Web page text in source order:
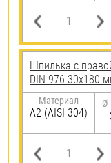
Шпилька с
DIN 976 30х180
Материал
А2 (AISI 304)
Ø